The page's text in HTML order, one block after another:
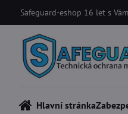
Safeguard-eshop 16 let s
Hlavní stránka